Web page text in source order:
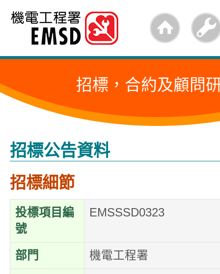
跳
內
的
始
招標，合約及顧問
招標公告資料
招標細節
投標項目編
號
EMSSSD0323
部門 機電工程署